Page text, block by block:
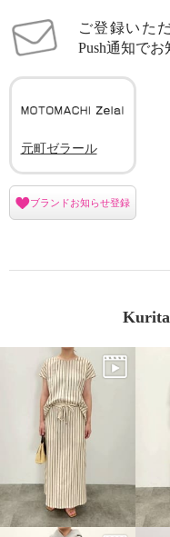
ご登録いた
Push通知でお
元町ゼラール
ブランドお知らせ登録